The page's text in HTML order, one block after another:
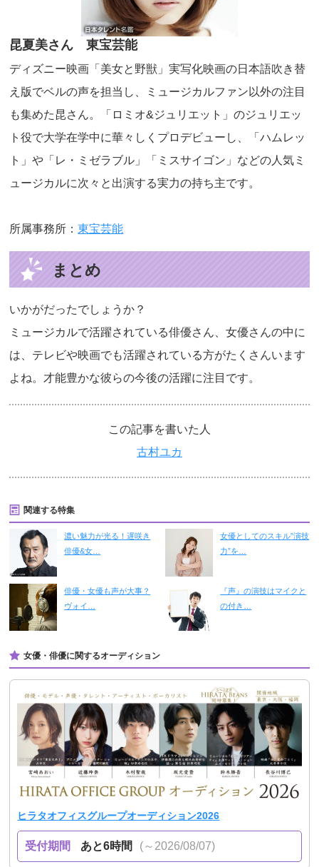
昆夏美さん 東宝芸能
ディズニー映画「美女と野獣」実写化映画の日本語吹き替
え版でベルの声を担当し、ミュージカルファン以外の注目
も集めた昆さん。「ロミオ&ジュリエット」のジュリエッ
ト役で大学在学中に華々しくプロデビューし、「ハムレッ
ト」や「レ・ミゼラブル」「ミスサイゴン」などの人気ミ
ュージカルに次々と出演する実力の持ち主です。
所属事務所：東宝芸能
まとめ
いかがだったでしょうか？
ミュージカルで活躍されている俳優さん、女優さんの中に
は、テレビや映画でも活躍されている方がたくさんいます
よね。才能豊かな彼らの今後の活躍に注目です。
この記事を書いた人
古村ユカ
関連する特集
濃い魅力が光る！遅咲き
俳優&女…
女優としてのスキル”演技
力”を…
俳優・女優も声が大事？
ヴォイ…
『声』の演技はマイクと
の付き…
女優・俳優に関するオーディション
ヒラタオフィスグループオーディション2026
受付期間 あと6時間 (～2026/08/07)